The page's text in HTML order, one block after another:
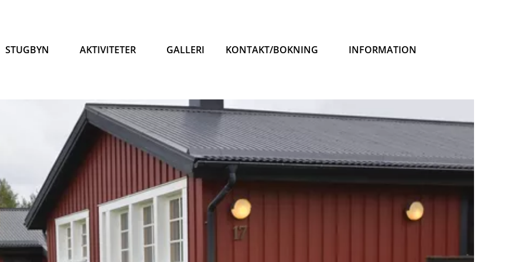
STUGBYN AKTIVITETER GALLERI KONTAKT/BOKNING INFORMATION